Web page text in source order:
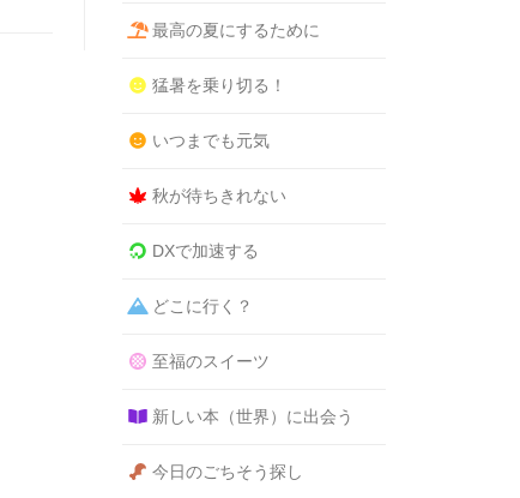
最高の夏にするために
猛暑を乗り切る！
いつまでも元気
秋が待ちきれない
DXで加速する
どこに行く？
至福のスイーツ
新しい本（世界）に出会う
今日のごちそう探し